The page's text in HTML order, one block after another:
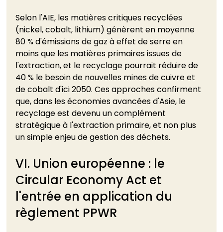
Selon l'AIE, les matières critiques recyclées
(nickel, cobalt, lithium) génèrent en moyenne
80 % d'émissions de gaz à effet de serre en
moins que les matières primaires issues de
l'extraction, et le recyclage pourrait réduire de
40 % le besoin de nouvelles mines de cuivre et
de cobalt d'ici 2050. Ces approches confirment
que, dans les économies avancées d'Asie, le
recyclage est devenu un complément
stratégique à l'extraction primaire, et non plus
un simple enjeu de gestion des déchets.
VI. Union européenne : le
Circular Economy Act et
l'entrée en application du
règlement PPWR